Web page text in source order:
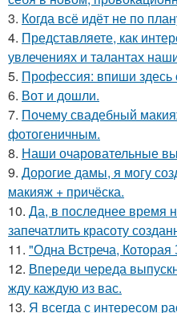
3. Когда всё идёт не по
4. Представляете, как
увлечениях и талантах
5. Профессия: впиши здесь
6. Вот и дошли.
7. Почему свадебный
фотогеничным.
8. Наши очаровательные
9. Дорогие дамы, я могу
макияж + причёска.
10. Да, в последнее время
запечатлить красоту
11. "Одна Встреча, Которая
12. Впереди череда
жду каждую из вас.
13. Я всегда с интересом